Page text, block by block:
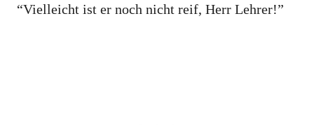
“Vielleicht ist er noch nicht reif, Herr Lehrer!”